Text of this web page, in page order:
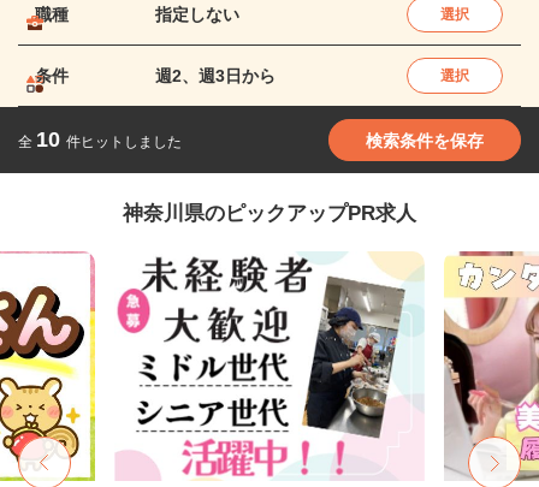
職種 指定しない 選択
条件 週2、週3日から 選択
全 10 件ヒットしました 検索条件を保存
神奈川県のピックアップPR求人